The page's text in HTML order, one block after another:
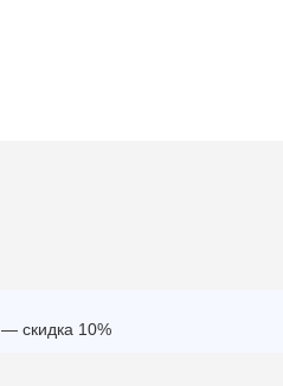
— скидка 10%